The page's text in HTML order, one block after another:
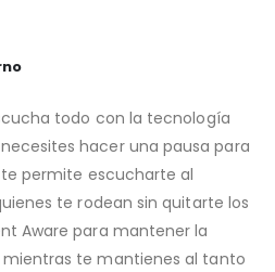
todo con la tecnología
hacer una pausa para
permite escucharte al
te rodean sin quitarte los
Aware para mantener la
te mantienes al tanto